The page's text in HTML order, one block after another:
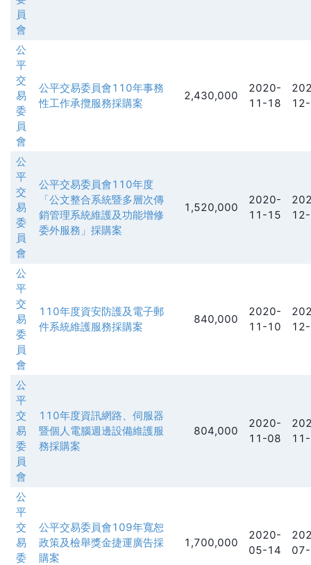
員
會
公
平
交
易
委
員
會
公平交易委員會110年事務
性工作承攬服務採購案
2,430,000
2020-
11-18
公
平
交
易
委
員
會
公平交易委員會110年度
「公文整合系統暨多層次傳
銷管理系統維護及功能增修
委外服務」採購案
1,520,000
2020-
11-15
公
平
交
易
委
員
會
110年度資安防護及電子郵
件系統維護服務採購案
840,000
2020-
11-10
公
平
交
易
委
員
會
110年度資訊網路、伺服器
暨個人電腦週邊設備維護服
務採購案
804,000
2020-
11-08
公
平
交
易
委
公平交易委員會109年寬恕
政策及檢舉獎金捷運廣告採
購案
1,700,000
2020-
05-14